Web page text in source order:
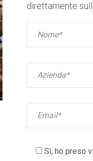
direttamente
Sì, ho preso